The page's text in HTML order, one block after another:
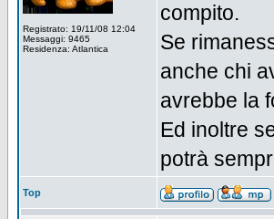
Registrato: 19/11/08 12:04
Messaggi: 9465
Residenza: Atlantica
compito.
Se
anche chi
avrebbe la
Ed inoltre
potrà
Top